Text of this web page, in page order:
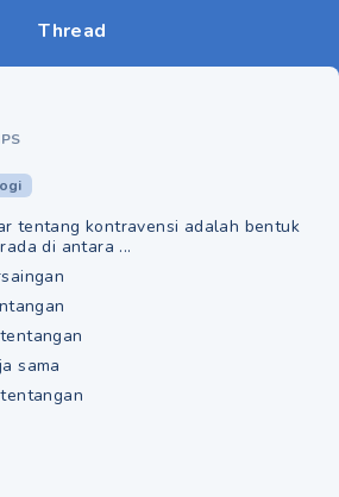
Thread
tentang kontravensi adalah bentuk
di antara ...
sama